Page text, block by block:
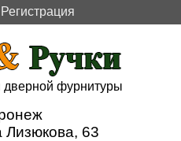
Регистрация
дверной фурнитуры
Лизюкова, 63